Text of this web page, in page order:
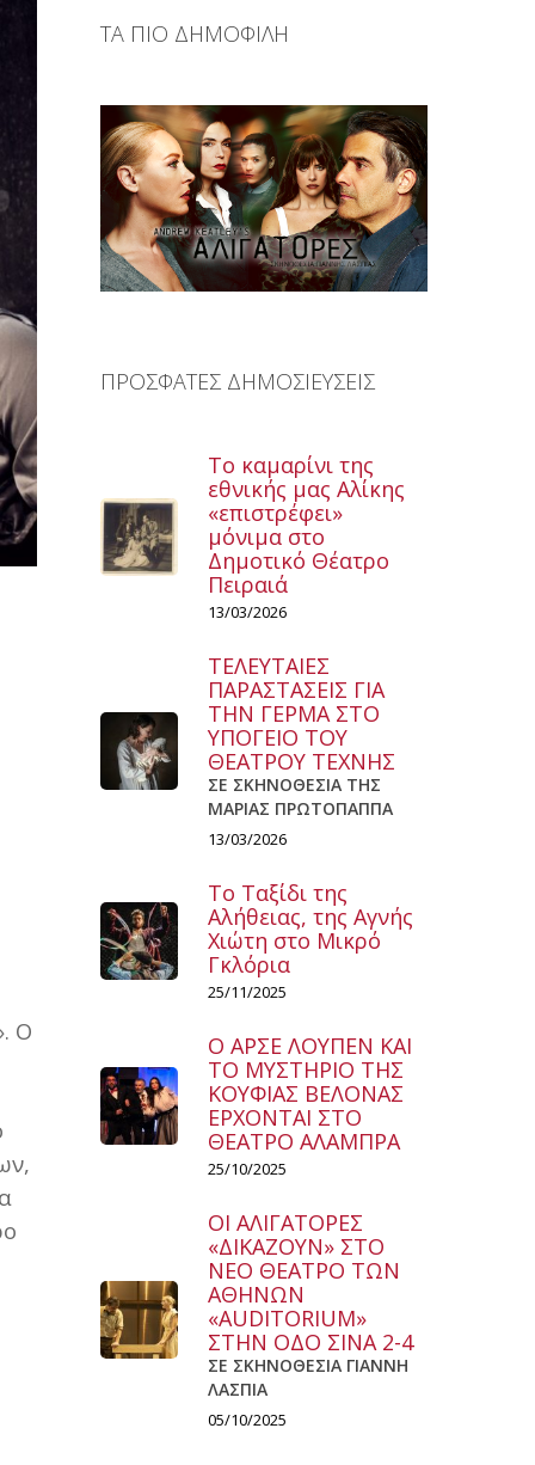
Ο
ΤΑ ΠΙΟ ΔΗΜΟΦΙΛΗ
ΠΡΟΣΦΑΤΕΣ ΔΗΜΟΣΙΕΥΣΕΙΣ
Το καμαρίνι της
εθνικής μας Αλίκης
«επιστρέφει»
μόνιμα στο
Δημοτικό Θέατρο
Πειραιά
13/03/2026
ΤΕΛΕΥΤΑΙΕΣ
ΠΑΡΑΣΤΑΣΕΙΣ ΓΙΑ
ΤΗΝ ΓΕΡΜΑ ΣΤΟ
ΥΠΟΓΕΙΟ ΤΟΥ
ΘΕΑΤΡΟΥ ΤΕΧΝΗΣ
ΣΕ ΣΚΗΝΟΘΕΣΙΑ ΤΗΣ
ΜΑΡΙΑΣ ΠΡΩΤΟΠΑΠΠΑ
13/03/2026
Το Ταξίδι της
Αλήθειας, της Αγνής
Χιώτη στο Μικρό
Γκλόρια
25/11/2025
Ο ΑΡΣΕ ΛΟΥΠΕΝ ΚΑΙ
ΤΟ ΜΥΣΤΗΡΙΟ ΤΗΣ
ΚΟΥΦΙΑΣ ΒΕΛΟΝΑΣ
ΕΡΧΟΝΤΑΙ ΣΤΟ
ΘΕΑΤΡΟ ΑΛΑΜΠΡΑ
25/10/2025
ΟΙ ΑΛΙΓΑΤΟΡΕΣ
«ΔΙΚΑΖΟΥΝ» ΣΤΟ
ΝΕΟ ΘΕΑΤΡΟ ΤΩΝ
ΑΘΗΝΩΝ
«AUDITORIUM»
ΣΤΗΝ ΟΔΟ ΣΙΝΑ 2-4
ΣΕ ΣΚΗΝΟΘΕΣΙΑ ΓΙΑΝΝΗ
ΛΑΣΠΙΑ
05/10/2025